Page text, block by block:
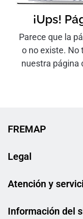
¡Ups!
Parece que la
o no existe. No
nuestra página
FREMAP
Legal
Atención y
Información del